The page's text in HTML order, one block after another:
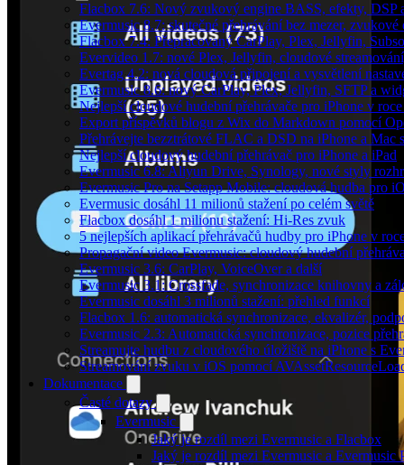
Flacbox 7.6: Nový zvukový engine BASS, efekty, DSP
Evermusic 8.7: skutečné přehrávání bez mezer,
Flacbox 7.4: Přepracovaný CarPlay, Plex, Jellyfin,
Evervideo 1.7: nové Plex, Jellyfin, cloudové
Evertag 4.2: nová cloudová připojení a vysvětlení
Evermusic 8.6: nový CarPlay, Plex, Jellyfin, SFTP a
Nejlepší cloudové hudební přehrávače pro iPhone v
Export příspěvků blogu z Wix do Markdown pomocí
Přehrávejte bezztrátové FLAC a DSD na iPhone a Mac
Nejlepší cloudový hudební přehrávač pro iPhone a iPad
Evermusic 6.8: Aliyun Drive, Synology, nové styly
Evermusic Pro na Setapp Mobile: cloudová hudba pro
Evermusic dosáhl 11 milionů stažení po celém světě
Flacbox dosáhl 1 milionu stažení: Hi-Res zvuk
5 nejlepších aplikací přehrávačů hudby pro iPhone v
Propagační video Evermusic: cloudový hudební
Evermusic 3.6: CarPlay, VoiceOver a další
Evermusic 3.1: Crossfade, synchronizace knihovny a
Evermusic dosáhl 3 milionů stažení: přehled funkcí
Flacbox 1.6: automatická synchronizace, ekvalizér,
Evermusic 2.3: Automatická synchronizace, pozice
Streamujte hudbu z cloudového úložiště na iPhone s
Streamování zvuku v iOS pomocí
Dokumentace
Časté dotazy
Evermusic
Jaký je rozdíl mezi Evermusic a Flacbox
Jaký je rozdíl mezi Evermusic a Evermusic